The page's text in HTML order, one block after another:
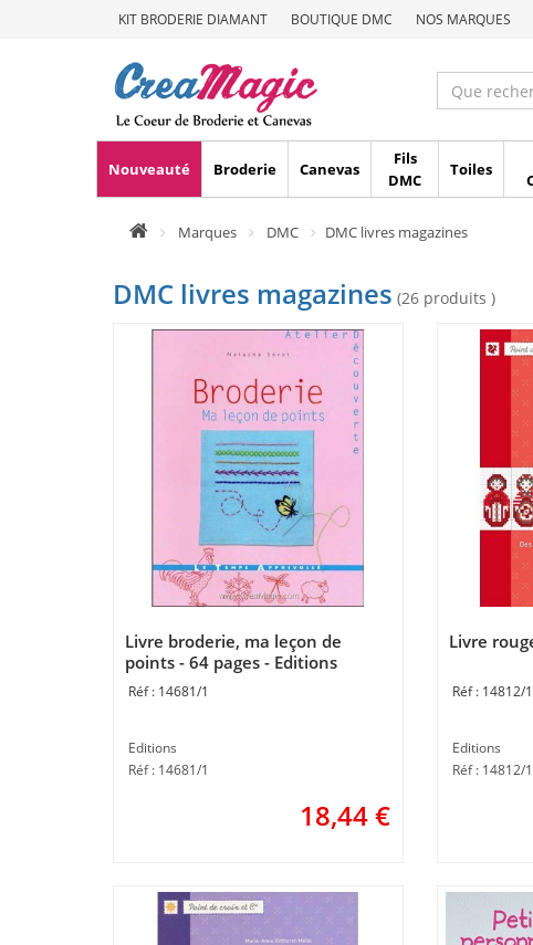
KIT BRODERIE DIAMANT BOUTIQUE DMC NOS MARQUES
Nouveauté Broderie Canevas
Fils
DMC
Toiles
Marques DMC DMC livres magazines
DMC livres magazines (26 produits )
Livre broderie, ma leçon de
points - 64 pages - Editions
14681/1
Editions
Réf : 14681/1
18,44€
Livre
14812/1
Editions
Réf : 14812/1